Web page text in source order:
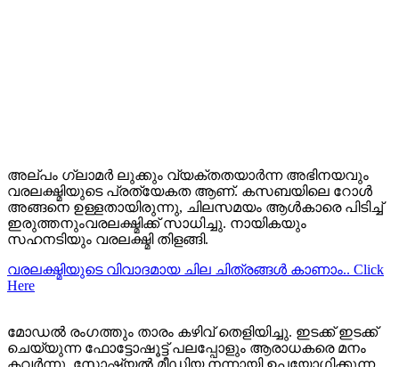
അല്പം ഗ്ലാമര്‍ ലുക്കും വ്യക്തതയാര്‍ന്ന അഭിനയവും
വരലക്ഷ്മിയുടെ പ്രത്യേകത ആണ്. കസബയിലെ റോള്‍
അങ്ങനെ ഉള്ളതായിരുന്നു, ചിലസമയം ആള്‍കാരെ പിടിച്ച്
ഇരുത്തനുംവരലക്ഷ്മിക്ക് സാധിച്ചു. നായികയും
സഹനടിയും വരലക്ഷ്മി തിളങ്ങി.
വരലക്ഷ്മിയുടെ വിവാദമായ ചില ചിത്രങ്ങള്‍ കാണാം.. Click
Here
മോഡല്‍ രംഗത്തും താരം കഴിവ് തെളിയിച്ചു. ഇടക്ക് ഇടക്ക്
ചെയ്യുന്ന ഫോട്ടോഷൂട്ട്‌ പലപ്പോളും ആരാധകരെ മനം